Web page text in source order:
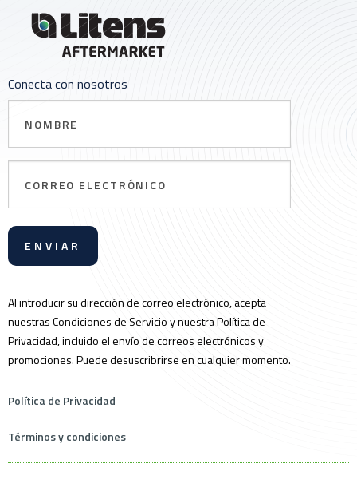
Conecta con nosotros
electrónico
Al introducir su dirección de correo electrónico, acepta
nuestras Condiciones de Servicio y nuestra Política de
Privacidad, incluido el envío de correos electrónicos y
promociones. Puede desuscribrirse en cualquier momento.
Política de Privacidad
Términos y condiciones